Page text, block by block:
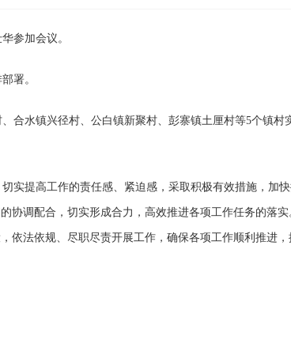
参加会议。
署。
水镇兴径村、公白镇新聚村、彭寨镇土厘村等5个镇村
提高工作的责任感、紧迫感，采取积极有效措施，加
协调配合，切实形成合力，高效推进各项工作任务的落
法依规、尽职尽责开展工作，确保各项工作顺利推进，